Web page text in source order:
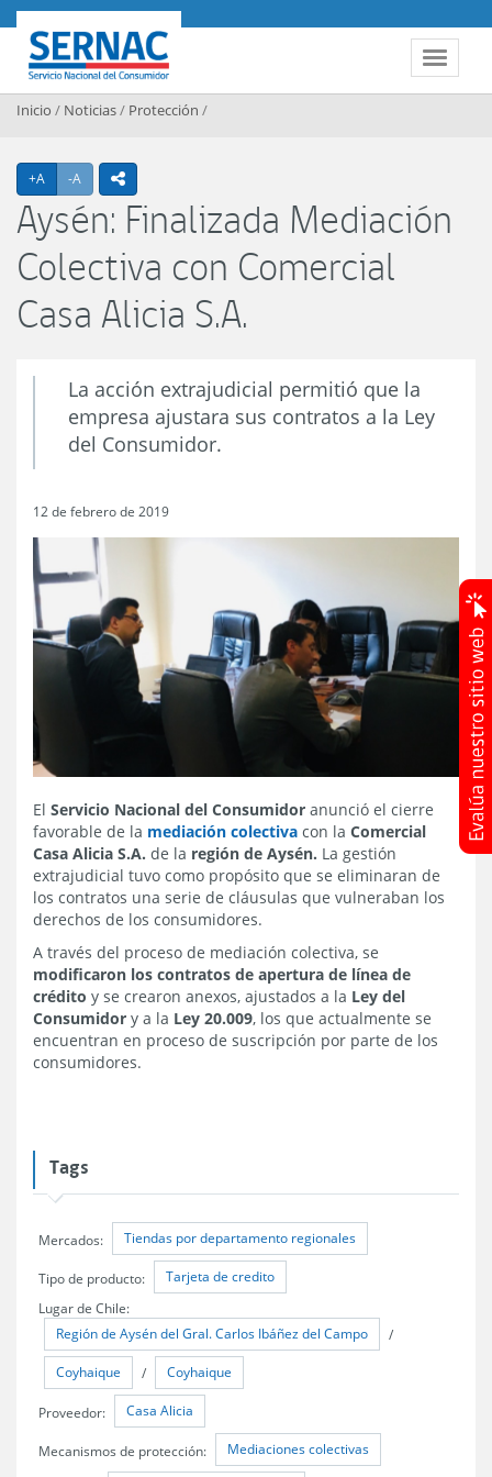
Contenido principal
Toggle
SERNAC
Inicio / Noticias/ Protección /
+A Agrandar texto
-A Achicar textoicono compartir
Aysén: Finalizada Mediación
Colectiva con Comercial
Casa Alicia S.A.
La acción extrajudicial permitió que la
empresa ajustara sus contratos a la Ley
del Consumidor.
12 de febrero de 2019
El Servicio Nacional del Consumidor anunció el cierre
favorable de la mediación colectiva con la Comercial
Casa Alicia S.A. de la región de Aysén. La gestión
extrajudicial tuvo como propósito que se eliminaran de
los contratos una serie de cláusulas que vulneraban los
derechos de los consumidores.
A través del proceso de mediación colectiva, se
modificaron los contratos de apertura de línea de
crédito y se crearon anexos, ajustados a la Ley del
Consumidor y a la Ley 20.009, los que actualmente se
encuentran en proceso de suscripción por parte de los
consumidores.
Tags
Mercados: Tiendas por departamento regionales
Tipo de producto: Tarjeta de credito
Lugar de Chile:
Región de Aysén del Gral. Carlos Ibáñez del Campo /
Coyhaique / Coyhaique
Proveedor: Casa Alicia
Mecanismos de protección: Mediaciones colectivas